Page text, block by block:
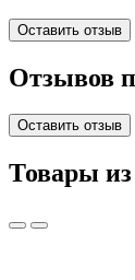
Оставить отзыв
Отзывов
Оставить отзыв
Товары из